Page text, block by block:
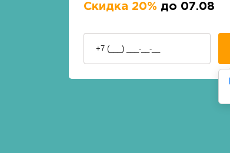
Скидка 20% до 07.08